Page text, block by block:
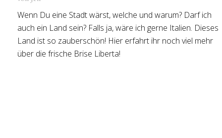
Wenn Du eine Stadt wärst, welche und warum? Darf ich
auch ein Land sein? Falls ja, wäre ich gerne Italien. Dieses
Land ist so zauberschön! Hier erfahrt ihr noch viel mehr
über die frische Brise Liberta!